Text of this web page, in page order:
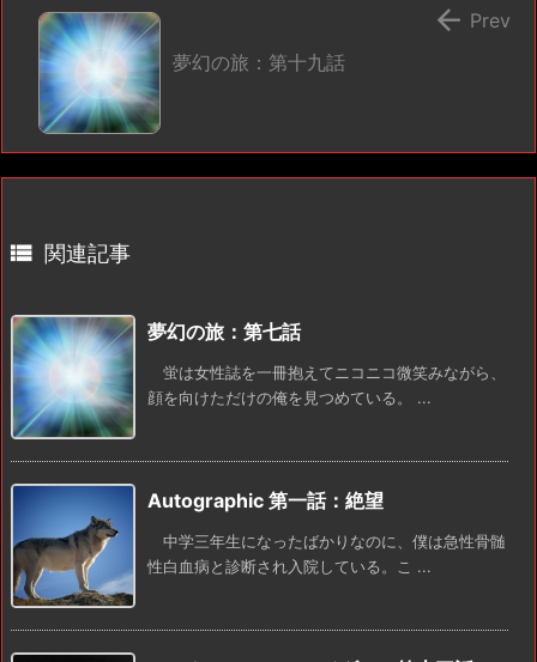
夢幻の旅：第十九話
 Prev
 関連記事
夢幻の旅：第七話
蛍は女性誌を一冊抱えてニコニコ微笑みながら、
顔を向けただけの俺を見つめている。 ...
Autographic 第一話：絶望
中学三年生になったばかりなのに、僕は急性骨髄
性白血病と診断され入院している。こ ...